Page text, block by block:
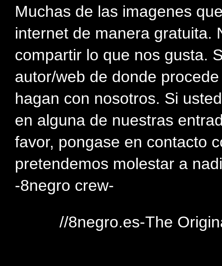
Muchas de las imagenes
internet de manera gratuita.
compartir lo que nos gusta.
autor/web de donde
hagan con nosotros. Si
en alguna de nuestras
favor, pongase en contacto
pretendemos molestar a
-8negro crew-
//8negro.es-The